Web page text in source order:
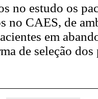
no estudo os
no CAES, de
em
de seleção